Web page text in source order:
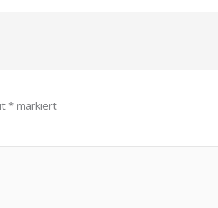
* markiert